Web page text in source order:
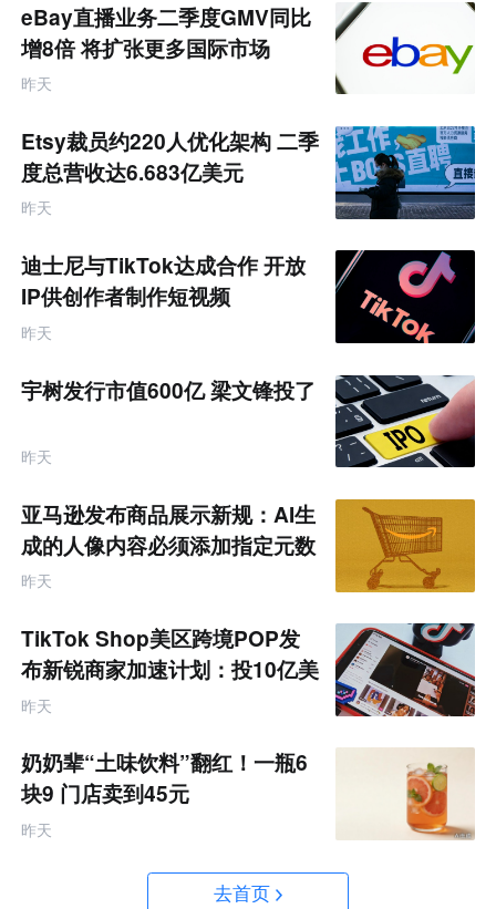
eBay直播业务二季度GMV同比
增8倍 将扩张更多国际市场
昨天
Etsy裁员约220人优化架构 二季
度总营收达6.683亿美元
昨天
迪士尼与TikTok达成合作 开放
IP供创作者制作短视频
昨天
宇树发行市值600亿 梁文锋投了
昨天
亚马逊发布商品展示新规：AI生
成的人像内容必须添加指定元数
据
昨天
TikTok Shop美区跨境POP发
布新锐商家加速计划：投10亿美
金资源帮扶四类商家
昨天
奶奶辈“土味饮料”翻红！一瓶6
块9 门店卖到45元
昨天
去首页